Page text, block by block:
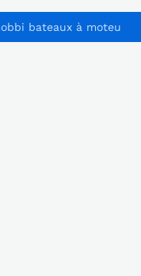
bateaux à moteur